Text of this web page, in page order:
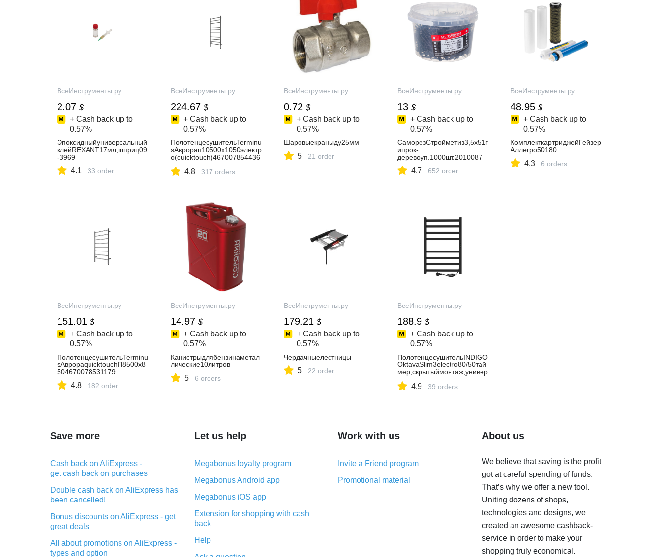
ВсеИнструменты.ру
2.07 $
+ Cash back up to
0.57%
Эпоксидныйуниверсальный
клейREXANT17мл,шприц09
-3969
4.1 33 order
ВсеИнструменты.ру
224.67 $
+ Cash back up to
0.57%
ПолотенцесушительTerminu
sАврорап10500x1050электр
о(quicktouch)467007854436
4.8 317 orders
ВсеИнструменты.ру
0.72 $
+ Cash back up to
0.57%
Шаровыекраныду25мм
5 21 order
ВсеИнструменты.ру
13 $
+ Cash back up to
0.57%
СаморезСтройметиз3,5х51г
ипрок-
деревоуп.1000шт.2010087
4.7 652 order
ВсеИнструменты.ру
48.95 $
+ Cash back up to
0.57%
КомплекткартриджейГейзер
Аллегро50180
4.3 6 orders
ВсеИнструменты.ру
151.01 $
+ Cash back up to
0.57%
ПолотенцесушительTerminu
sАврораquicktouchП8500x8
504670078531179
4.8 182 order
ВсеИнструменты.ру
14.97 $
+ Cash back up to
0.57%
Канистрыдлябензинаметал
лические10литров
5 6 orders
ВсеИнструменты.ру
179.21 $
+ Cash back up to
0.57%
Чердачныелестницы
5 22 order
ВсеИнструменты.ру
188.9 $
+ Cash back up to
0.57%
ПолотенцесушительINDIGO
OktavaSlim3electro80/50тай
мер,скрытыймонтаж,универ
LOKS3E80-50BRRt
4.9 39 orders
Save more
Cash back on AliExpress -
get cash back on purchases
Double cash back on AliExpress has
been cancelled!
Bonus discounts on AliExpress - get
great deals
All about promotions on AliExpress -
types and option
Let us help
Megabonus loyalty program
Megabonus Android app
Megabonus iOS app
Extension for shopping with cash
back
Help
Work with us
Invite a Friend program
Promotional material
About us
We believe that saving is the profit
got at careful spending of funds.
That’s why we offer a new tool.
Uniting dozens of shops,
technologies and designs, we
created an awesome cashback-
service in order to make your
shopping truly economical.